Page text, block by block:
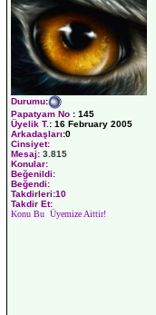
Durumu:
Papatyam No : 145
Üyelik T. : 16 February 2005
Arkadaşları:0
Cinsiyet:
Mesaj: 3.815
Konular:
Beğenildi:
Beğendi:
Takdirleri:10
Takdir Et:
Konu Bu Üyemize Aittir!